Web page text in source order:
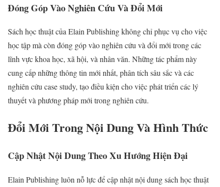
Đóng Góp Vào Nghiên Cứu Và Đổi Mới
Sách học thuật của Elain Publishing không chỉ phục vụ cho việc
học tập mà còn đóng góp vào nghiên cứu và đổi mới trong các
lĩnh vực khoa học, xã hội, và nhân văn. Những tác phẩm này
cung cấp những thông tin mới nhất, phân tích sâu sắc và các
nghiên cứu case study, tạo điều kiện cho việc phát triển các lý
thuyết và phương pháp mới trong nghiên cứu.
Đổi Mới Trong Nội Dung Và Hình Thức
Cập Nhật Nội Dung Theo Xu Hướng Hiện Đại
Elain Publishing luôn nỗ lực để cập nhật nội dung sách học thuật